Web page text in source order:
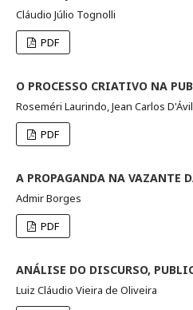
Cláudio Júlio Tognolli
PDF
O PROCESSO CRIATIVO NA
Roseméri Laurindo, Jean Carlos
PDF
A PROPAGANDA NA VAZANTE
Admir Borges
PDF
ANÁLISE DO DISCURSO,
Luiz Cláudio Vieira de Oliveira